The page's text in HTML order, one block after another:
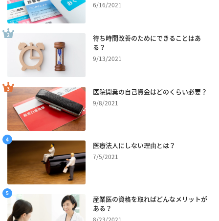
6/16/2021
待ち時間改善のためにできることはあ
る？
9/13/2021
医院開業の自己資金はどのくらい必要？
9/8/2021
医療法人にしない理由とは？
7/5/2021
産業医の資格を取ればどんなメリットが
ある？